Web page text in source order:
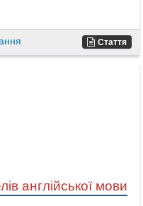
Стаття
англійської мови